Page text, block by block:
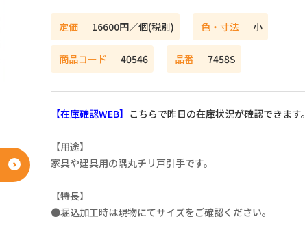
ネットショップ
定価 16600円／個(税別) 色・寸法 小
商品コード 40546 品番 7458S
【在庫確認WEB】 こちらで昨日の在庫状況が確認できます。
【用途】
家具や建具用の隅丸チリ戸引手です。
【特長】
●堀込加工時は現物にてサイズをご確認ください。